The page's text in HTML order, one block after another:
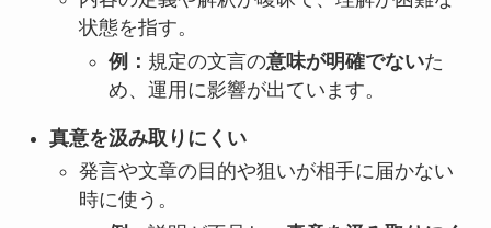
状態を指す。
例： 規定の文言の意味が明確でないた
め、運用に影響が出ています。
真意を汲み取りにくい
発言や文章の目的や狙いが相手に届かない
時に使う。